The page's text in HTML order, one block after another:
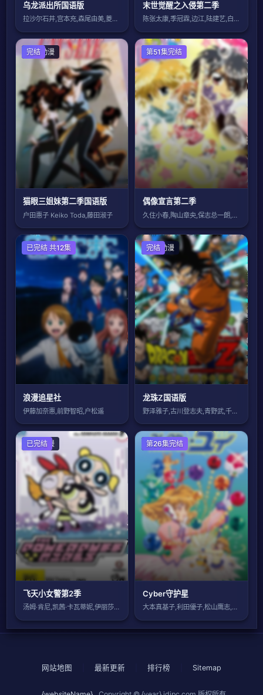
乌龙派出所国语版
拉沙尔石井,宫本充,森尾由美,菱谷纮二,
末世觉醒之入侵第二季
陈张太康,季冠霖,边江,陆建艺,白禹飞
日本动漫
完结
猫眼三姐妹第二季国语版
户田惠子 Keiko Toda,藤田淑子
国产动漫
第51集完结
偶像宣言第二季
久住小春,陶山章央,保志总一朗,池田千草
日本动漫
已完结 共12集
浪漫追星社
伊藤加奈惠,前野智昭,户松遥
日本动漫
完结
龙珠Z国语版
野泽雅子,古川登志夫,青野武,千叶繁,江
欧美动漫
已完结
飞天小女警第2季
汤姆·肯尼,凯茜·卡瓦蒂妮,伊丽莎白·戴
日本动漫
第26集完结
Cyber守护星
大本真基子,利田優子,松山鹰志,杉野博臣
网站地图 最新更新 排行榜 Sitemap